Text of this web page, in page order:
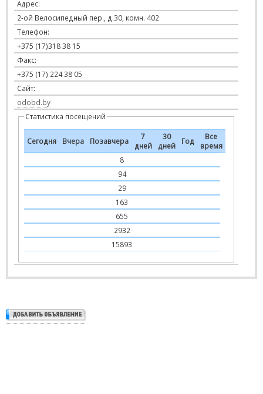
Адрес:
2-ой Велосипедный пер., д.30, комн. 402
Телефон:
+375 (17)318 38 15
Факс:
+375 (17) 224 38 05
Сайт:
odobd.by
Статистика посещений
Сегодня Вчера Позавчера
7
дней
30
дней
Год
Все
время
8
94
29
163
655
2932
15893